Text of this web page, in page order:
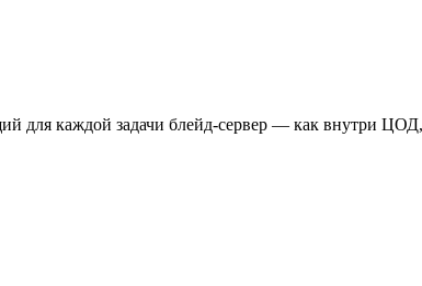
для каждой задачи блейд-сервер — как внутри